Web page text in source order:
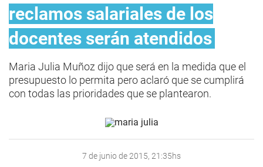
reclamos salariales de los
docentes serán atendidos
Maria Julia Muñoz dijo que será en la medida que el
presupuesto lo permita pero aclaró que se cumplirá
con todas las prioridades que se plantearon.
7 de junio de 2015, 21:35hs